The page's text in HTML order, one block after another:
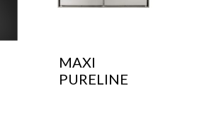
MAXI
PURELINE